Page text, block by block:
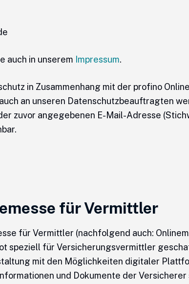
auch in unserem Impressum.
in Zusammenhang mit der profino
an unseren Datenschutzbeauftragten
zuvor angegebenen E-Mail-Adresse
für Vermittler
für Vermittler (nachfolgend auch:
speziell für Versicherungsvermittler
mit den Möglichkeiten digitaler
und Dokumente der